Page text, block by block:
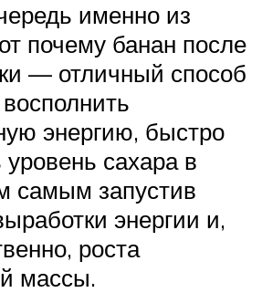
именно из
почему банан после
— отличный способ
энергию, быстро
сахара в
самым запустив
энергии и,
роста
массы.